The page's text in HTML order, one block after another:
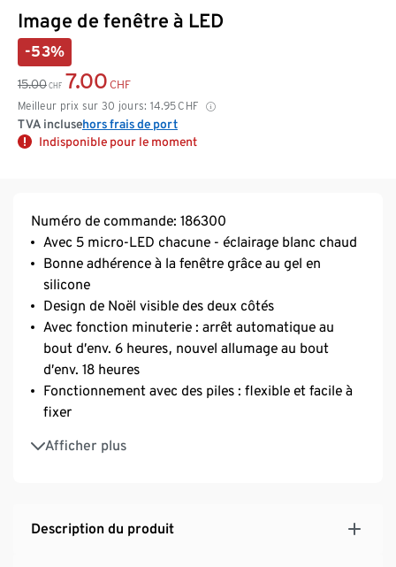
Image de fenêtre à LED
-53%
15.00 CHF 7.00 CHF
Meilleur prix sur 30 jours: 14.95CHF
TVA inclusehors frais de port
Indisponible pour le moment
Numéro de commande: 186300
Avec 5 micro-LED chacune - éclairage blanc chaud
Bonne adhérence à la fenêtre grâce au gel en
silicone
Design de Noël visible des deux côtés
Avec fonction minuterie : arrêt automatique au
bout d’env. 6 heures, nouvel allumage au bout
d’env. 18 heures
Fonctionnement avec des piles : flexible et facile à
fixer
Afficher plus
Pile (CR2032) incluse
Description du produit